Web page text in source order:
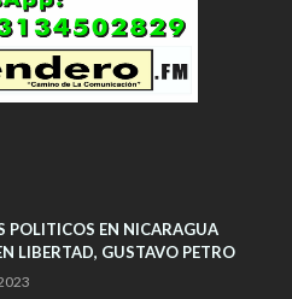
POLITICOS EN NICARAGUA
LIBERTAD, GUSTAVO PETRO